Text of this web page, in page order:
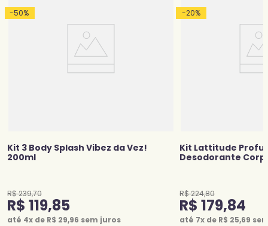
-50%
Kit 3 Body Splash Vibez da Vez!
200ml
R$239,70
R$ 119,85
até 4x de R$ 29,96 sem juros
-20%
Kit Lattitude
Desodorante
R$224,80
R$ 179,84
até 7x de R$ 25,69